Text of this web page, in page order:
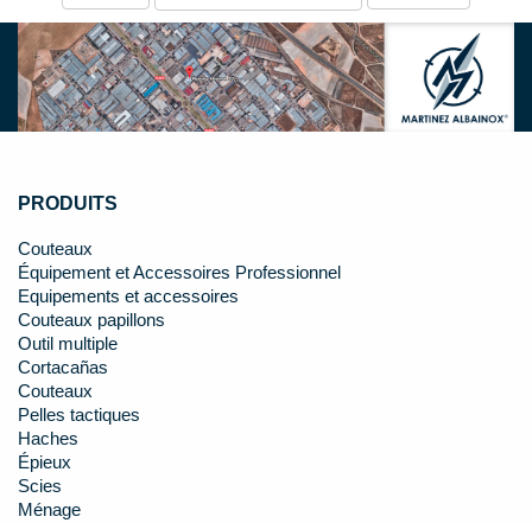
PRODUITS
Couteaux
Équipement et Accessoires Professionnel
Equipements et accessoires
Couteaux papillons
Outil multiple
Cortacañas
Couteaux
Pelles tactiques
Haches
Épieux
Scies
Ménage